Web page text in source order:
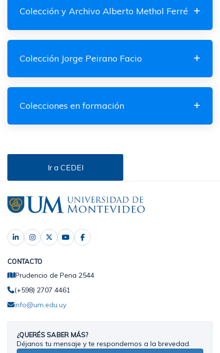
Colección y Archivo Alberto Methol Ferré
Colección Jorge Peirano Facio
Colecciones en formación
Ir a CEDEI
CONTACTO
Prudencio de Pena 2544
(+598) 2707 4461
info@um.edu.uy
¿QUERÉS SABER MÁS?
Déjanos tu mensaje y te respondemos a la brevedad.